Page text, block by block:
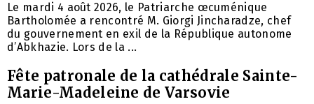
Le mardi 4 août 2026, le Patriarche œcuménique
Bartholomée a rencontré M. Giorgi Jincharadze, chef
du gouvernement en exil de la République autonome
d’Abkhazie. Lors de la ...
Fête patronale de la cathédrale Sainte-
Marie-Madeleine de Varsovie